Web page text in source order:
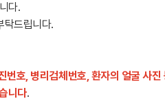
다.
탁드립니다.
호, 병리검체번호, 환자의 얼굴 사
니다.